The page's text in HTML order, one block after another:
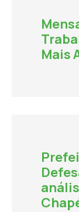
Mais